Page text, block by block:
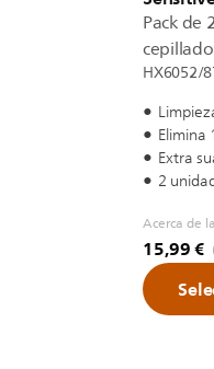
Pack de
cepillado
HX6052/
Elimina
Extra
2
Acerca de
15,99 €